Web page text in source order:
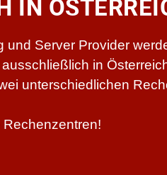
IN
und Server Provider
in
unterschiedlichen